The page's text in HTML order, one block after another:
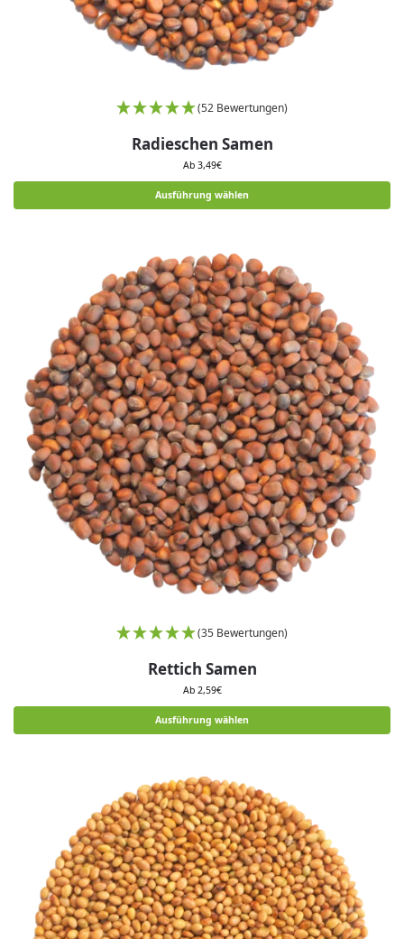
(52 Bewertungen)
Radieschen Samen
Ab 3,49€
Ausführung wählen
(35 Bewertungen)
Rettich Samen
Ab 2,59€
Ausführung wählen